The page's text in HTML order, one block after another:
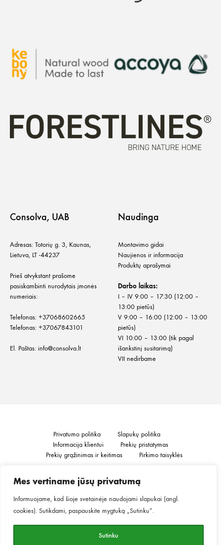
Mes vertiname jūsų privatumą
Informuojame, kad šioje svetainėje naudojami slapukai (angl.
cookies). Sutikdami, paspauskite mygtuką „Sutinku“.
Sutinku
Consolva, UAB
Adresas: Totorių g. 3, Kaunas,
Lietuva, LT -44237
Prieš atvykstant prašome
pasiskambinti nurodytais įmonės
numeriais:
Telefonas: +37068602665
Telefonas: +37067843101
El. Paštas: info@consolva.lt
Naudinga
Montavimo gidai
Naujienos ir informacija
Produktų aprašymai
Darbo laikas:
I – IV 9:00 – 17:30 (12:00 –
13:00 pietūs)
V 9:00 – 16:00 (12:00 – 13:00
pietūs)
VI 10:00 – 13:00 (tik pagal
išankstinį susitarimą)
VII nedirbame
©2026 MINGO.Visos teisės saugomos.
Privatumo politika
Slapukų politika
Informacija klientui
Prekių pristatymas
Prekių grąžinimas ir keitimas
Pirkimo taisyklės